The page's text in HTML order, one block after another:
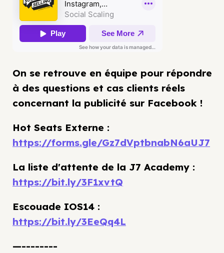
On se retrouve en équipe pour répondre
à des questions et cas clients réels
concernant la publicité sur Facebook !
Hot Seats Externe :
https://forms.gle/Gz7dVptbnabN6aUJ7
La liste d'attente de la J7 Academy :
https://bit.ly/3F1xvtQ
Escouade IOS14 :
https://bit.ly/3EeQq4L
—--------